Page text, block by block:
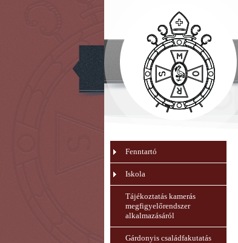
Fenntartó
Iskola
Tájékoztatás kamerás
megfigyelőrendszer
alkalmazásáról
Gárdonyis családfakutatás